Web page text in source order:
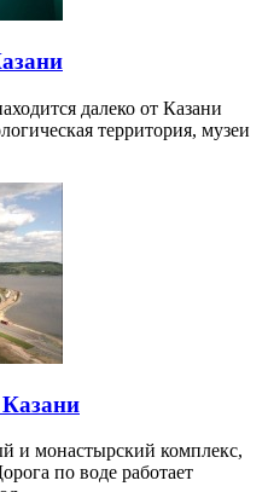
далеко от Казани
территория, музеи
и монастырский комплекс,
по воде работает